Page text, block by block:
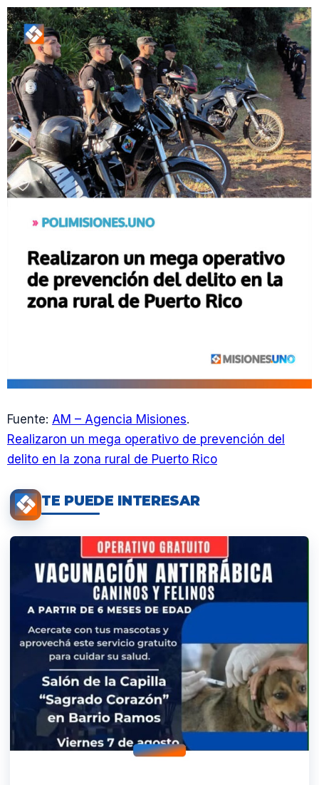
Fuente: AM – Agencia Misiones.
Realizaron un mega operativo de prevención del
delito en la zona rural de Puerto Rico
TE PUEDE INTERESAR